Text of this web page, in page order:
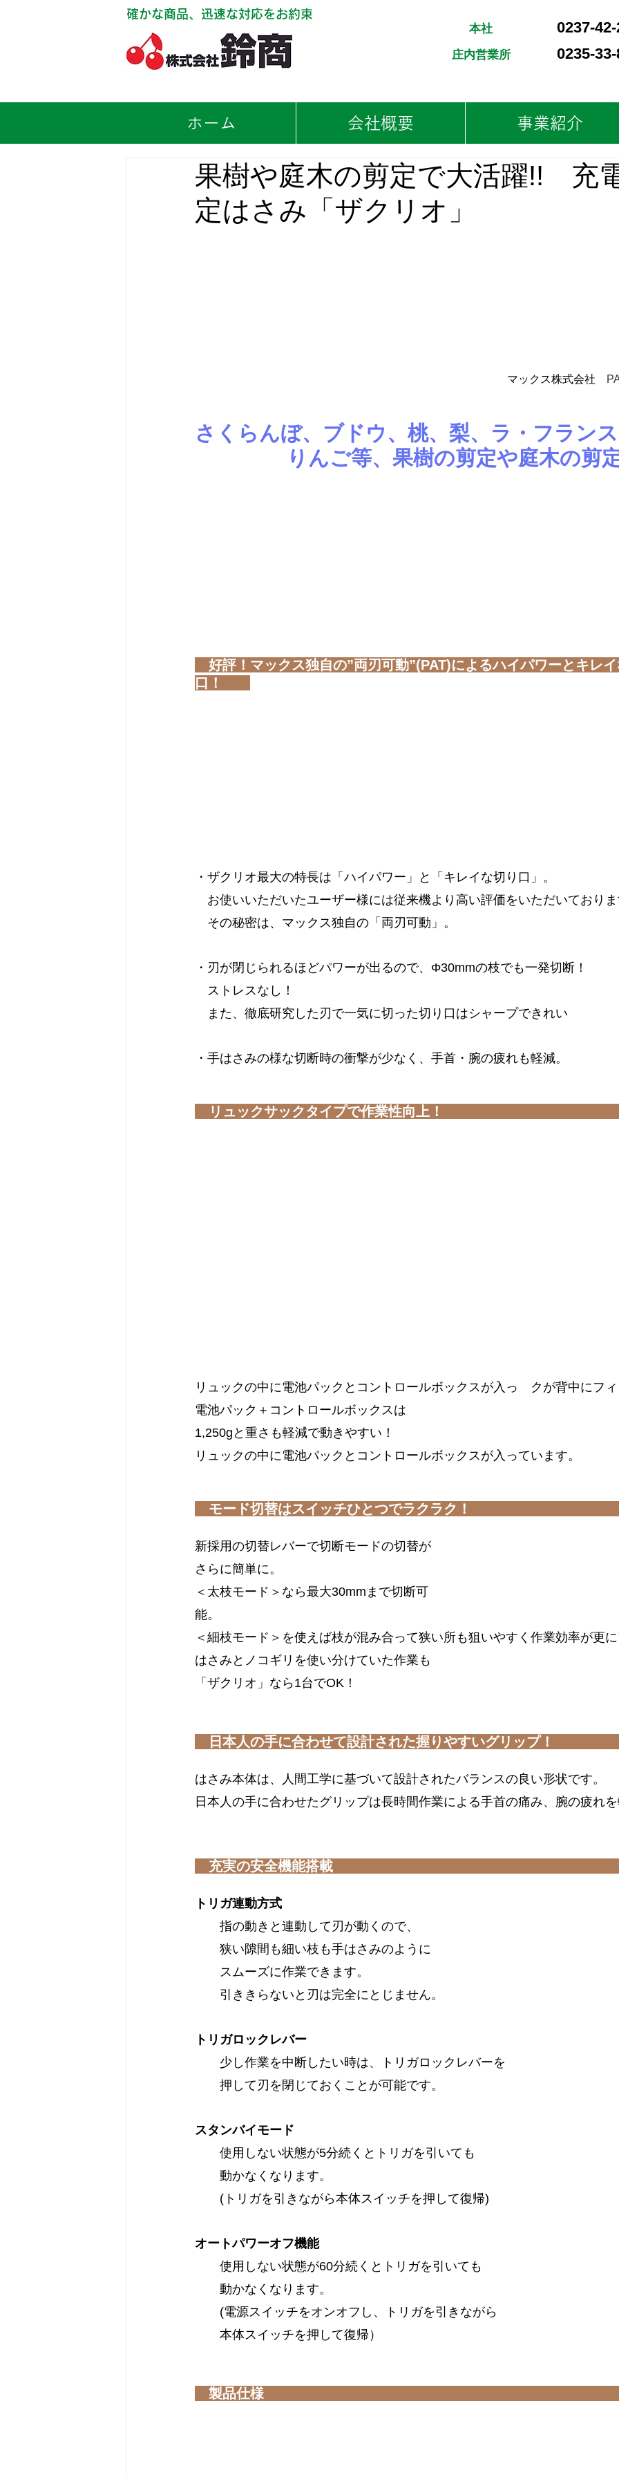
確かな商品、迅速な対応をお約束
​本社 0237-
​庄内営業所 0235-
ホーム 会社概要 事業紹介
果樹や庭木の剪定で大活躍!! 充
定はさみ「ザクリオ」
マックス株式会社
さくらんぼ、ブドウ、桃、梨、ラ・フランス
りんご等、果樹の剪定や庭木の剪
好評！マックス独自の”両刃可動”(PAT)によるハイパワーとキレ
口！
・ザクリオ最大の特長は「ハイパワー」と「キレイな切り口」。
お使いいただいたユーザー様には従来機より高い評価をいただいており
その秘密は、マックス独自の「両刃可動」。
・刃が閉じられるほどパワーが出るので、Φ30mmの枝でも一発切断！
ストレスなし！
また、徹底研究した刃で一気に切った切り口はシャープできれい
・手はさみの様な切断時の衝撃が少なく、手首・腕の疲れも軽減。
リュックサックタイプで作業性向上！
リュックの中に電池パックとコントロールボックスが入っ　クが背中にフ
電池パック＋コントロールボックスは
1,250gと重さも軽減で動きやすい！
リュックの中に電池パックとコントロールボックスが入っています。
モード切替はスイッチひとつでラクラク！
新採用の切替レバーで切断モードの切替が
さらに簡単に。
＜太枝モード＞なら最大30mmまで切断可
能。
＜細枝モード＞を使えば枝が混み合って狭い所も狙いやすく作業効率が更
はさみとノコギリを使い分けていた作業も
「ザクリオ」なら1台でOK！
日本人の手に合わせて設計された握りやすいグリップ！
はさみ本体は、人間工学に基づいて設計されたバランスの良い形状です。
日本人の手に合わせたグリップは長時間作業による手首の痛み、腕の疲れ
充実の安全機能搭載
トリガ連動方式
指の動きと連動して刃が動くので、
狭い隙間も細い枝も手はさみのように
スムーズに作業できます。
引ききらないと刃は完全にとじません。
トリガロックレバー
少し作業を中断したい時は、トリガロックレバーを
押して刃を閉じておくことが可能です。
スタンバイモード
使用しない状態が5分続くとトリガを引いても
動かなくなります。
(トリガを引きながら本体スイッチを押して復帰)
オートパワーオフ機能
使用しない状態が60分続くとトリガを引いても
動かなくなります。
(電源スイッチをオンオフし、トリガを引きながら
本体スイッチを押して復帰）
製品仕様